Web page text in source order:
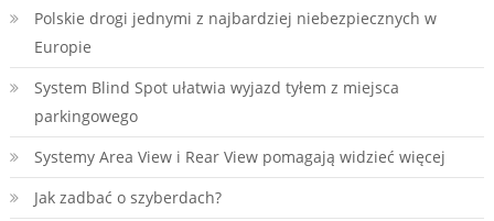
Polskie drogi jednymi z najbardziej niebezpiecznych w
Europie
System Blind Spot ułatwia wyjazd tyłem z miejsca
parkingowego
Systemy Area View i Rear View pomagają widzieć więcej
Jak zadbać o szyberdach?